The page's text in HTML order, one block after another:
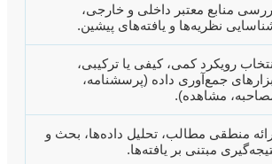
منابع معتبر داخلی و خارجی،
نظریه‌ها و یافته‌های پیشین.
رویکرد کمی، کیفی یا ترکیبی،
جمع‌آوری داده (پرسشنامه،
مشاهده).
منطقی مطالب، تحلیل داده‌ها، بحث و
مبتنی بر یافته‌ها.